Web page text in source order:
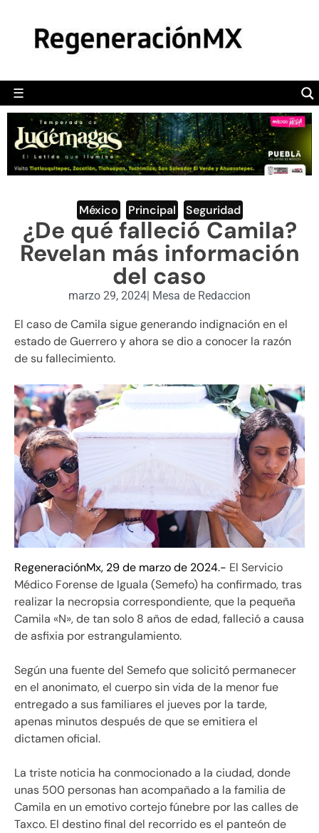
☰
POLÍTICA
CAMALEÓN
OPINIÓN
DEPORTES
ENGLISH SECTION
VIDEOS
México Principal Seguridad
¿De qué falleció Camila?
Revelan más información
del caso
marzo 29, 2024| Mesa de Redaccion
El caso de Camila sigue generando indignación en el
estado de Guerrero y ahora se dio a conocer la razón
de su fallecimiento.
RegeneraciónMx, 29 de marzo de 2024.- El Servicio
Médico Forense de Iguala (Semefo) ha confirmado, tras
realizar la necropsia correspondiente, que la pequeña
Camila «N», de tan solo 8 años de edad, falleció a causa
de asfixia por estrangulamiento.
Según una fuente del Semefo que solicitó permanecer
en el anonimato, el cuerpo sin vida de la menor fue
entregado a sus familiares el jueves por la tarde,
apenas minutos después de que se emitiera el
dictamen oficial.
La triste noticia ha conmocionado a la ciudad, donde
unas 500 personas han acompañado a la familia de
Camila en un emotivo cortejo fúnebre por las calles de
Taxco. El destino final del recorrido es el panteón de